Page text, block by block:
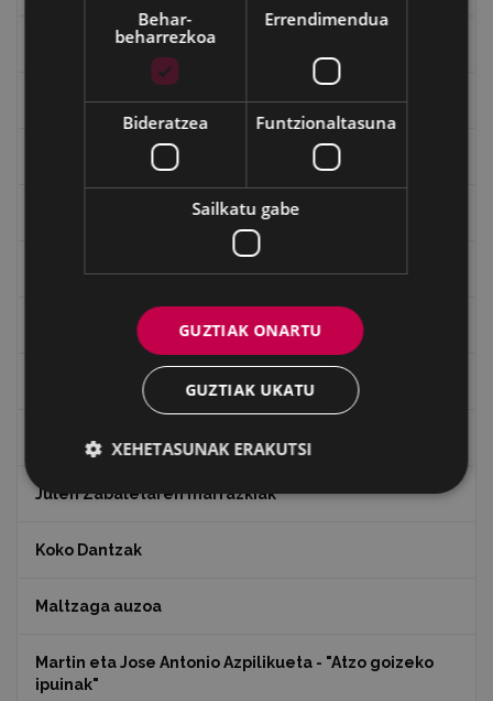
Gerra Zibilaren Interpretazio Zentroa
Gerrako umeak
Ignazio Zuloagaren margolanak Eibarko dendetan
Indalecio Ojanguren, Gipuzkoako Foru Aldundia
Juan Antonio Palacios HARRIA
Julen Zabaletaren marrazkiak
Koko Dantzak
Maltzaga auzoa
Martin eta Jose Antonio Azpilikueta - "Atzo goizeko
ipuinak"
Behar-
beharrezkoa
Errendimendua
Bideratzea Funtzionaltasuna
Sailkatu gabe
GUZTIAK ONARTU
GUZTIAK UKATU
XEHETASUNAK ERAKUTSI